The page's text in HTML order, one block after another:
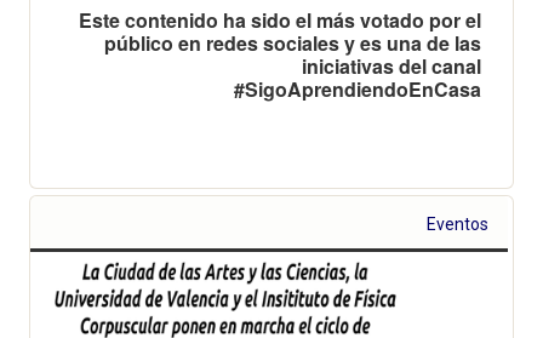
Este contenido ha sido el más votado por el
público en redes sociales y es una de las
iniciativas del canal
#SigoAprendiendoEnCasa
Eventos